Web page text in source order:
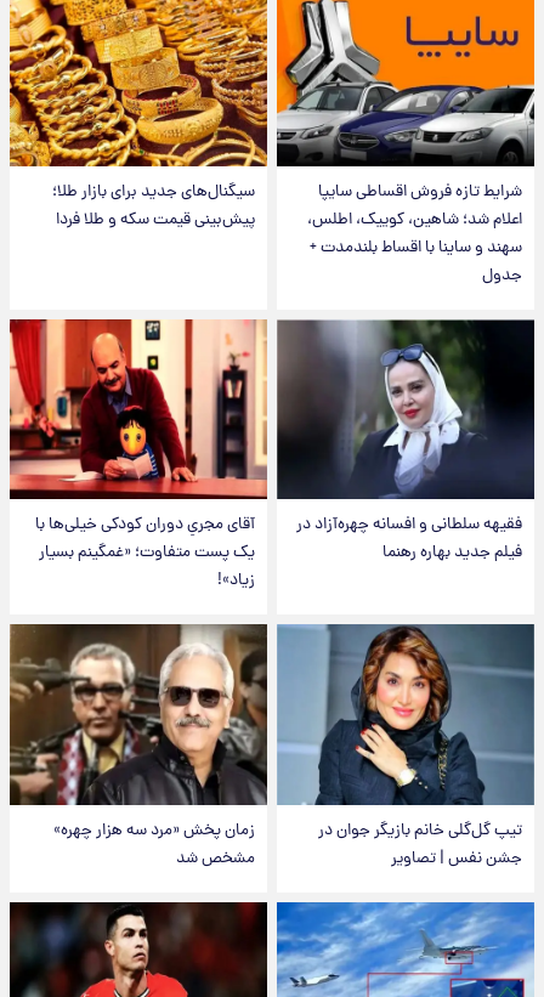
شرایط تازه فروش اقساطی سایپا
اعلام شد؛ شاهین، کوییک، اطلس،
سهند و ساینا با اقساط بلندمدت +
جدول
سیگنال‌های جدید برای بازار طلا؛
پیش‌بینی قیمت سکه و طلا فردا
فقیهه سلطانی و افسانه چهره‌آزاد در
فیلم جدید بهاره رهنما
آقای مجریِ دوران کودکی خیلی‌ها با
یک پست متفاوت؛ «غمگینم بسیار
زیاد»!
تیپ گل‌گلی خانم بازیگر جوان در
جشن نفس | تصاویر
زمان پخش «مرد سه هزار چهره»
مشخص شد